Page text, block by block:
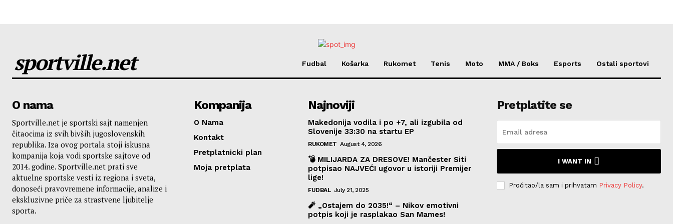
sportville.net Fudbal Košarka Rukomet Tenis Moto MMA / Boks Esports Ostali sportovi
O nama
Sportville.net je sportski sajt namenjen
čitaocima iz svih bivših jugoslovenskih
republika. Iza ovog portala stoji iskusna
kompanija koja vodi sportske sajtove od
2014. godine. Sportville.net prati sve
aktuelne sportske vesti iz regiona i sveta,
donoseći pravovremene informacije, analize i
ekskluzivne priče za strastvene ljubitelje
sporta.
Kompanija
O Nama
Kontakt
Pretplatnicki plan
Moja pretplata
Najnoviji
Makedonija vodila i po +7, ali izgubila od
Slovenije 33:30 na startu EP
RUKOMET August 4, 2026
💣 MILIJARDA ZA DRESOVE! Mančester Siti
potpisao NAJVEĆI ugovor u istoriji Premijer
lige!
FUDBAL July 21, 2025
🧨 „Ostajem do 2035!“ – Nikov emotivni
potpis koji je rasplakao San Mames!
Pretplatite se
I WANT IN
Pročitao/la sam i prihvatam Privacy Policy.